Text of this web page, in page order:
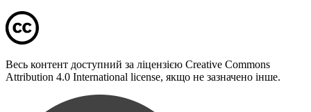
Весь контент доступний за ліцензією Creative Commons
Attribution 4.0 International license, якщо не зазначено інше.